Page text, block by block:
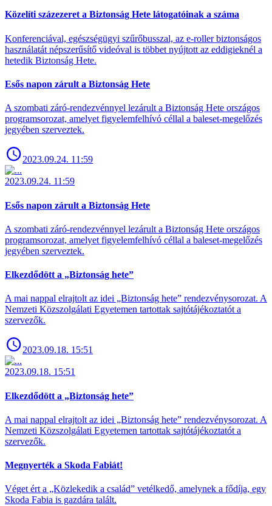
Közelíti százezeret a Biztonság Hete látogatóinak a száma
Konferenciával, egészségügyi szűrőbusszal, az e-roller biztonságos
használatát népszerűsítő videóval is többet nyújtott az eddigieknél a
hetedik Biztonság Hete.
Esős napon zárult a Biztonság Hete
A szombati záró-rendezvénnyel lezárult a Biztonság Hete országos
programsorozat, amelyet figyelemfelhívó céllal a baleset-megelőzés
jegyében szerveztek.
2023.09.24. 11:59
2023.09.24. 11:59
Esős napon zárult a Biztonság Hete
A szombati záró-rendezvénnyel lezárult a Biztonság Hete országos
programsorozat, amelyet figyelemfelhívó céllal a baleset-megelőzés
jegyében szerveztek.
Elkezdődött a „Biztonság hete”
A mai nappal elrajtolt az idei „Biztonság hete” rendezvénysorozat. A
Nemzeti Közszolgálati Egyetemen tartottak sajtótájékoztatót a
szervezők.
2023.09.18. 15:51
2023.09.18. 15:51
Elkezdődött a „Biztonság hete”
A mai nappal elrajtolt az idei „Biztonság hete” rendezvénysorozat. A
Nemzeti Közszolgálati Egyetemen tartottak sajtótájékoztatót a
szervezők.
Megnyerték a Skoda Fabiát!
Véget ért a „Közlekedik a család” vetélkedő, amelynek a fődíja, egy
Skoda Fabia is gazdára talált.